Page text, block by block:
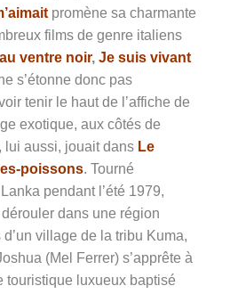
promène sa charmante
films de genre italiens
ventre noir, Je suis vivant
s’étonne donc pas
tenir le haut de l’affiche de
exotique, aux côtés de
aussi, jouait dans Le
poissons. Tourné
pendant l’été 1979,
dans une région
village de la tribu Kuma,
(Mel Ferrer) s’apprête à
touristique luxueux baptisé